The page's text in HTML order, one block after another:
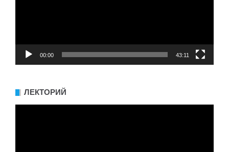
00:00 43:11
ЛЕКТОРИЙ